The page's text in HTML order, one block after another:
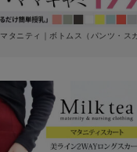
マタニティ｜ボトムス（パンツ・ス